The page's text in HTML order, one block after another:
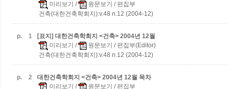
미리보기 / 원문보기 / 편집부
건축(대한건축학회지):v.48 n.12 (2004-12)
p. 1
[표지] 대한건축학회지 <건축> 2004년 12월
미리보기 / 원문보기 / 편집부(Editor)
건축(대한건축학회지):v.48 n.12 (2004-12)
p. 2
대한건축학회지 <건축> 2004년 12월 목차
미리보기 / 원문보기 / 편집부